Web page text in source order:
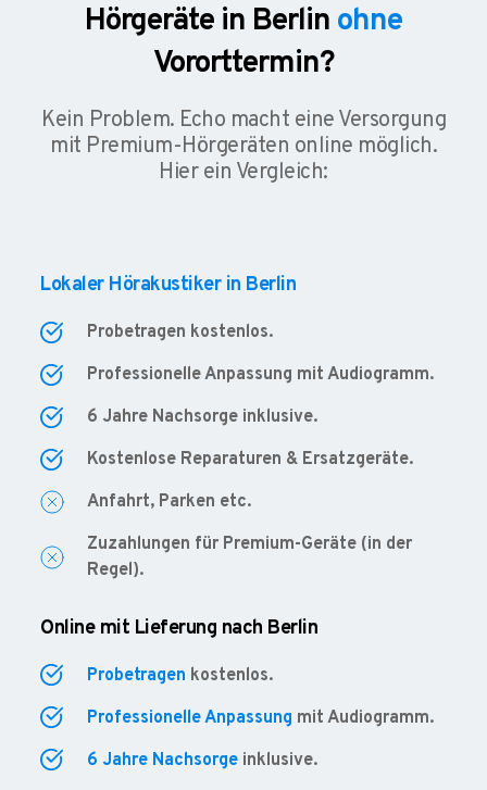
Hörgeräte in Berlin ohne
Vororttermin?
Kein Problem. Echo macht eine Versorgung
mit Premium-Hörgeräten online möglich.
Hier ein Vergleich:
Lokaler Hörakustiker in Berlin
Probetragen kostenlos.
Professionelle Anpassung mit Audiogramm.
6 Jahre Nachsorge inklusive.
Kostenlose Reparaturen & Ersatzgeräte.
Anfahrt, Parken etc.
Zuzahlungen für Premium-Geräte (in der
Regel).
Online mit Lieferung nach Berlin
Probetragen kostenlos.
Professionelle Anpassung mit Audiogramm.
6 Jahre Nachsorgeinklusive.